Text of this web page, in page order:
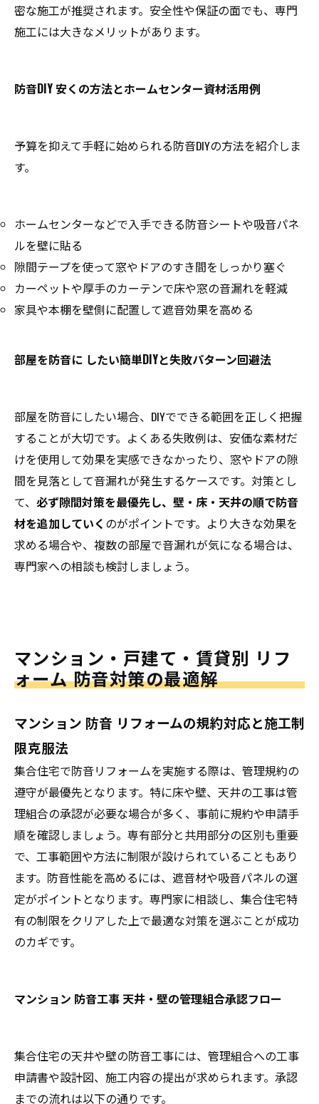
密な施工が推奨されます。安全性や保証の面でも、専門
施工には大きなメリットがあります。
防音DIY 安くの方法とホームセンター資材活用例
予算を抑えて手軽に始められる防音DIYの方法を紹介しま
す。
ホームセンターなどで入手できる防音シートや吸音パネ
ルを壁に貼る
隙間テープを使って窓やドアのすき間をしっかり塞ぐ
カーペットや厚手のカーテンで床や窓の音漏れを軽減
家具や本棚を壁側に配置して遮音効果を高める
部屋を防音に したい簡単DIYと失敗パターン回避法
部屋を防音にしたい場合、DIYでできる範囲を正しく把握
することが大切です。よくある失敗例は、安価な素材だ
けを使用して効果を実感できなかったり、窓やドアの隙
間を見落として音漏れが発生するケースです。対策とし
て、 必ず隙間対策を最優先し、壁・床・天井の順で防音
材を追加していく のがポイントです。より大きな効果を
求める場合や、複数の部屋で音漏れが気になる場合は、
専門家への相談も検討しましょう。
マンション・戸建て・賃貸別 リフ
ォーム 防音対策の最適解
マンション 防音 リフォームの規約対応と施工制
限克服法
集合住宅で防音リフォームを実施する際は、管理規約の
遵守が最優先となります。特に床や壁、天井の工事は管
理組合の承認が必要な場合が多く、事前に規約や申請手
順を確認しましょう。専有部分と共用部分の区別も重要
で、工事範囲や方法に制限が設けられていることもあり
ます。防音性能を高めるには、遮音材や吸音パネルの選
定がポイントとなります。専門家に相談し、集合住宅特
有の制限をクリアした上で最適な対策を選ぶことが成功
のカギです。
マンション 防音工事 天井・壁の管理組合承認フロー
集合住宅の天井や壁の防音工事には、管理組合への工事
申請書や設計図、施工内容の提出が求められます。承認
までの流れは以下の通りです。